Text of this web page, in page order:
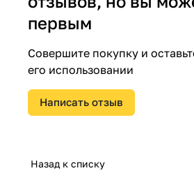
первым
Совершите покупку и
его использовании
Написать отзыв
Назад к списку